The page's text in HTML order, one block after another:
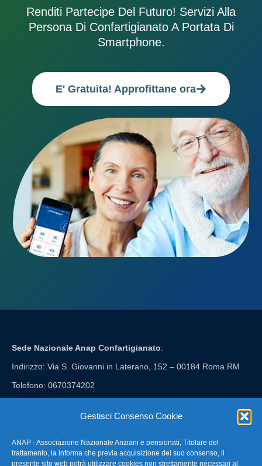
Gestisci Consenso Cookie
ANAP - Associazione Nazionale Anziani e pensionati, Titolare del
trattamento, la informa che previa acquisizione del suo consenso, il
presente sito web potrà utilizzare cookies non strettamente necessari al
Renditi Partecipe Del Futuro! Servizi Alla
Persona Di Confartigianato A Portata Di
Smartphone.
E' Gratuita! Approfittane ora
Sede Nazionale Anap Confartigianato:
Indirizzo: Via S. Giovanni in Laterano, 152 – 00184 Roma RM
Telefono: 0670374202
FAQ – Domande Frequenti